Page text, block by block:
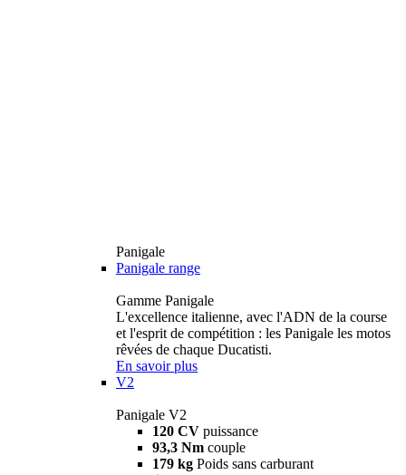
Panigale
Panigale range
Gamme Panigale
L'excellence italienne, avec l'ADN de la course
et l'esprit de compétition : les Panigale les motos
rêvées de chaque Ducatisti.
En savoir plus
V2
Panigale V2
120 CV puissance
93,3 Nm couple
179 kg Poids sans carburant